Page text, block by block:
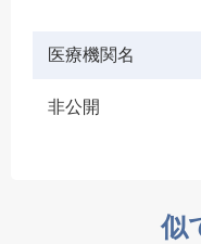
医療機関名
非公開
似